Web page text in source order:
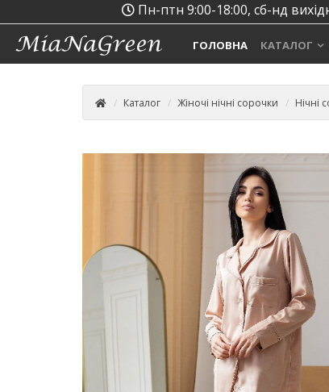
Пн-птн 9:00-18:00, сб-нд
ГОЛОВНА КАТАЛОГ
Каталог Жіночі нічні сорочки Нічні